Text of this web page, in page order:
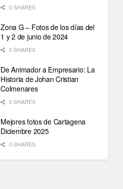
0 SHARES
Zona G – Fotos de los días del
1 y 2 de junio de 2024
0 SHARES
De Animador a Empresario: La
Historia de Johan Cristian
Colmenares
0 SHARES
Mejores fotos de Cartagena
Diciembre 2025
0 SHARES